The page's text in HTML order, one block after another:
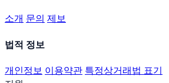
소개 문의 제보
법적 정보
개인정보 이용약관 특정상거래법 표기